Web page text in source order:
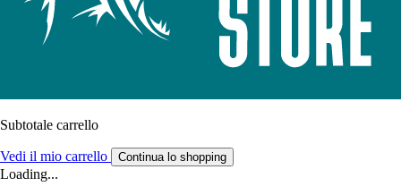
Subtotale carrello
Vedi il mio carrello Continua lo shopping
Loading...